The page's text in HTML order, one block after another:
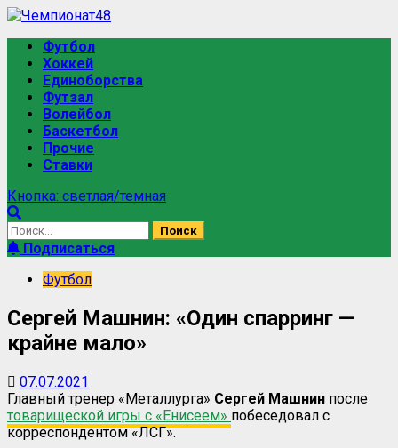
Футбол
Хоккей
Единоборства
Футзал
Волейбол
Баскетбол
Прочие
Ставки
Кнопка: светлая/темная
Подписаться
Футбол
Сергей Машнин: «Один спарринг —
крайне мало»
07.07.2021
Главный тренер «Металлурга» Сергей Машнин после
товарищеской игры с «Енисеем» побеседовал с
корреспондентом «ЛСГ».